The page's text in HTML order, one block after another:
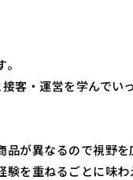
客・運営を学んでい
品が異なるので視野
を重ねるごとに味わ